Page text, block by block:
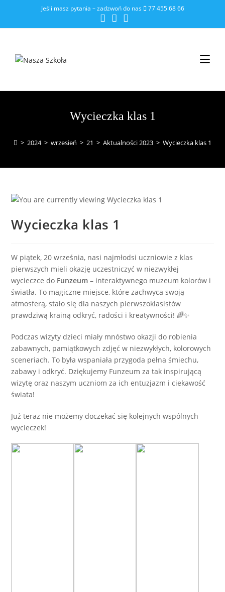
Jeśli masz pytania – zadzwoń do nas 77 455 68 66
Wycieczka klas 1
> 2024 > wrzesień > 21 > Aktualności 2023 > Wycieczka klas 1
Wycieczka klas 1
W piątek, 20 września, nasi najmłodsi uczniowie z klas
pierwszych mieli okazję uczestniczyć w niezwykłej
wycieczce do Funzeum – interaktywnego muzeum kolorów i
światła. To magiczne miejsce, które zachwyca swoją
atmosferą, stało się dla naszych pierwszoklasistów
prawdziwą krainą odkryć, radości i kreatywności! 🌈✨
Podczas wizyty dzieci miały mnóstwo okazji do robienia
zabawnych, pamiątkowych zdjęć w niezwykłych, kolorowych
sceneriach. To była wspaniała przygoda pełna śmiechu,
zabawy i odkryć. Dziękujemy Funzeum za tak inspirującą
wizytę oraz naszym uczniom za ich entuzjazm i ciekawość
świata!
Już teraz nie możemy doczekać się kolejnych wspólnych
wycieczek!